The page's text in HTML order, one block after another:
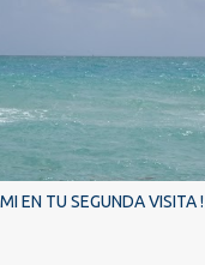
EN TU SEGUNDA VISITA !